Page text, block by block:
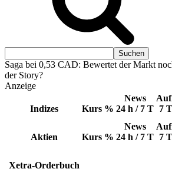
Saga bei 0,53 CAD: Bewertet der Markt
der Story?
Anzeige
Indizes Kurs %
News
24 h / 7 T 7
Aktien Kurs %
News
24 h / 7 T 7
Xetra-Orderbuch